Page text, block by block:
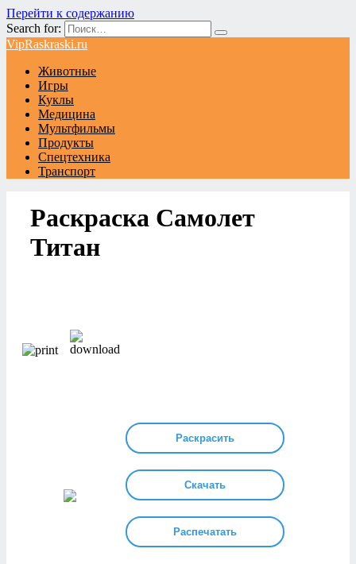
Перейти к содержанию
Search for:
VipRaskraski.ru
Животные
Игры
Куклы
Медицина
Мультфильмы
Продукты
Спецтехника
Транспорт
Раскраска Самолет
Титан
Раскрасить
Скачать
Распечатать